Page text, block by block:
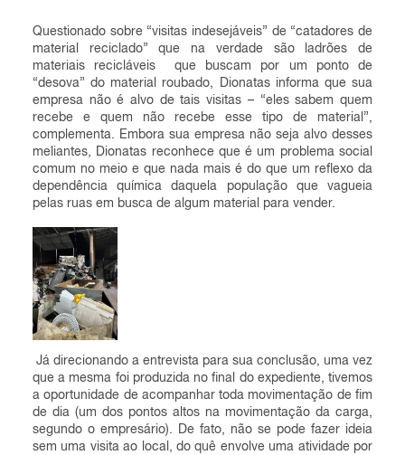
Questionado sobre “visitas indesejáveis” de “catadores de
material reciclado” que na verdade são ladrões de
materiais recicláveis que buscam por um ponto de
“desova” do material roubado, Dionatas informa que sua
empresa não é alvo de tais visitas – “eles sabem quem
recebe e quem não recebe esse tipo de material”,
complementa. Embora sua empresa não seja alvo desses
meliantes, Dionatas reconhece que é um problema social
comum no meio e que nada mais é do que um reflexo da
dependência química daquela população que vagueia
pelas ruas em busca de algum material para vender.
Já direcionando a entrevista para sua conclusão, uma vez
que a mesma foi produzida no final do expediente, tivemos
a oportunidade de acompanhar toda movimentação de fim
de dia (um dos pontos altos na movimentação da carga,
segundo o empresário). De fato, não se pode fazer ideia
sem uma visita ao local, do quê envolve uma atividade por